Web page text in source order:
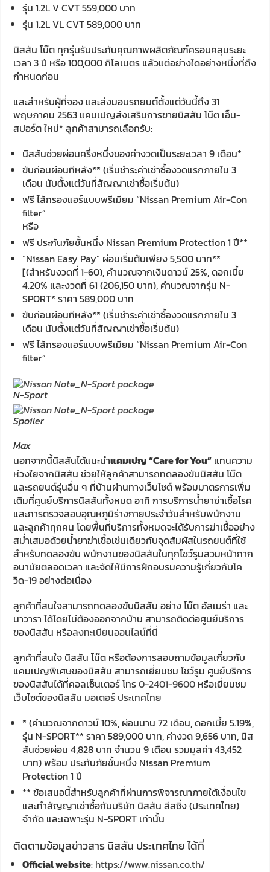
รุ่น 1.2L V CVT 559,000 บาท
รุ่น 1.2L VL CVT 589,000 บาท
นิสสัน โน๊ต ทุกรุ่นรับประกันคุณภาพผลิตภัณฑ์ครอบคลุมระยะ
เวลา 3 ปี หรือ 100,000 กิโลเมตร แล้วแต่อย่างใดอย่างหนึ่งที่ถึง
กำหนดก่อน
และสำหรับผู้ที่จอง และส่งมอบรถยนต์ตั้งแต่วันนี้ถึง 31
พฤษภาคม 2563 แคมเปญส่งเสริมการขายนิสสัน โน๊ต เอ็น-
สปอร์ต ใหม่* ลูกค้าสามารถเลือกรับ:
นิสสันช่วยผ่อนครึ่งหนึ่งของค่างวดเป็นระยะเวลา 9 เดือน*
ขับก่อนผ่อนทีหลัง** (เริ่มชำระค่าเช่าซื้องวดแรกภายใน 3
เดือน นับตั้งแต่วันที่สัญญาเช่าซื้อเริ่มต้น)
ฟรี ไส้กรองแอร์แบบพรีเมียม “Nissan Premium Air-Con
filter”
หรือ
ฟรี ประกันภัยชั้นหนึ่ง Nissan Premium Protection 1 ปี**
“Nissan Easy Pay” ผ่อนเริ่มต้นเพียง 5,500 บาท**
[(สำหรับงวดที่ 1-60), คำนวณจากเงินดาวน์ 25%, ดอกเบี้ย
4.20% และงวดที่ 61 (206,150 บาท), คำนวณจากรุ่น N-
SPORT* ราคา 589,000 บาท
ขับก่อนผ่อนทีหลัง** (เริ่มชำระค่าเช่าซื้องวดแรกภายใน 3
เดือน นับตั้งแต่วันที่สัญญาเช่าซื้อเริ่มต้น)
ฟรี ไส้กรองแอร์แบบพรีเมียม “Nissan Premium Air-Con
filter”
N-Sport
Spoiler
Max
นอกจากนี้นิสสันได้แนะนำแคมเปญ “Care for You” แทนความ
ห่วงใยจากนิสสัน ช่วยให้ลูกค้าสามารถทดลองขับนิสสัน โน๊ต
และรถยนต์รุ่นอื่น ๆ ที่บ้านผ่านทางเว็บไซต์ พร้อมมาตรการเพิ่ม
เติมที่ศูนย์บริการนิสสันทั้งหมด อาทิ การบริการน้ำยาฆ่าเชื้อโรค
และการตรวจสอบอุณหภูมิร่างกายประจำวันสำหรับพนักงาน
และลูกค้าทุกคน โดยพื้นที่บริการทั้งหมดจะได้รับการฆ่าเชื้ออย่าง
สม่ำเสมอด้วยน้ำยาฆ่าเชื้อเช่นเดียวกับจุดสัมผัสในรถยนต์ที่ใช้
สำหรับทดลองขับ พนักงานของนิสสันในทุกโชว์รูมสวมหน้ากาก
อนามัยตลอดเวลา และจัดให้มีการฝึกอบรมความรู้เกี่ยวกับโค
วิด-19 อย่างต่อเนื่อง
ลูกค้าที่สนใจสามารถทดลองขับนิสสัน อย่าง โน๊ต อัลเมร่า และ
นาวารา ได้โดยไม่ต้องออกจากบ้าน สามารถติดต่อศูนย์บริการ
ของนิสสัน หรือลงทะเบียนออนไลน์ที่นี่
ลูกค้าที่สนใจ นิสสัน โน๊ต หรือต้องการสอบถามข้อมูลเกี่ยวกับ
แคมเปญพิเศษของนิสสัน สามารถเยี่ยมชม โชว์รูม ศูนย์บริการ
ของนิสสันได้ที่คอลเซ็นเตอร์ โทร0-2401-9600 หรือเยี่ยมชม
เว็บไซต์ของนิสสัน มอเตอร์ ประเทศไทย
* (คำนวณจากดาวน์ 10%, ผ่อนนาน 72 เดือน, ดอกเบี้ย 5.19%,
รุ่น N-SPORT** ราคา 589,000 บาท, ค่างวด 9,656 บาท, นิส
สันช่วยผ่อน 4,828 บาท จำนวน 9 เดือน รวมมูลค่า 43,452
บาท) พร้อม ประกันภัยชั้นหนึ่ง Nissan Premium
Protection 1 ปี
** ข้อเสนอนี้สำหรับลูกค้าที่ผ่านการพิจารณาภายใต้เงื่อนไข
และทำสัญญาเช่าซื้อกับบริษัท นิสสัน ลีสซิ่ง (ประเทศไทย)
จำกัด และเฉพาะรุ่น N-SPORT เท่านั้น
ติดตามข้อมูลข่าวสาร นิสสัน ประเทศไทย ได้ที่
Official website: https://www.nissan.co.th/